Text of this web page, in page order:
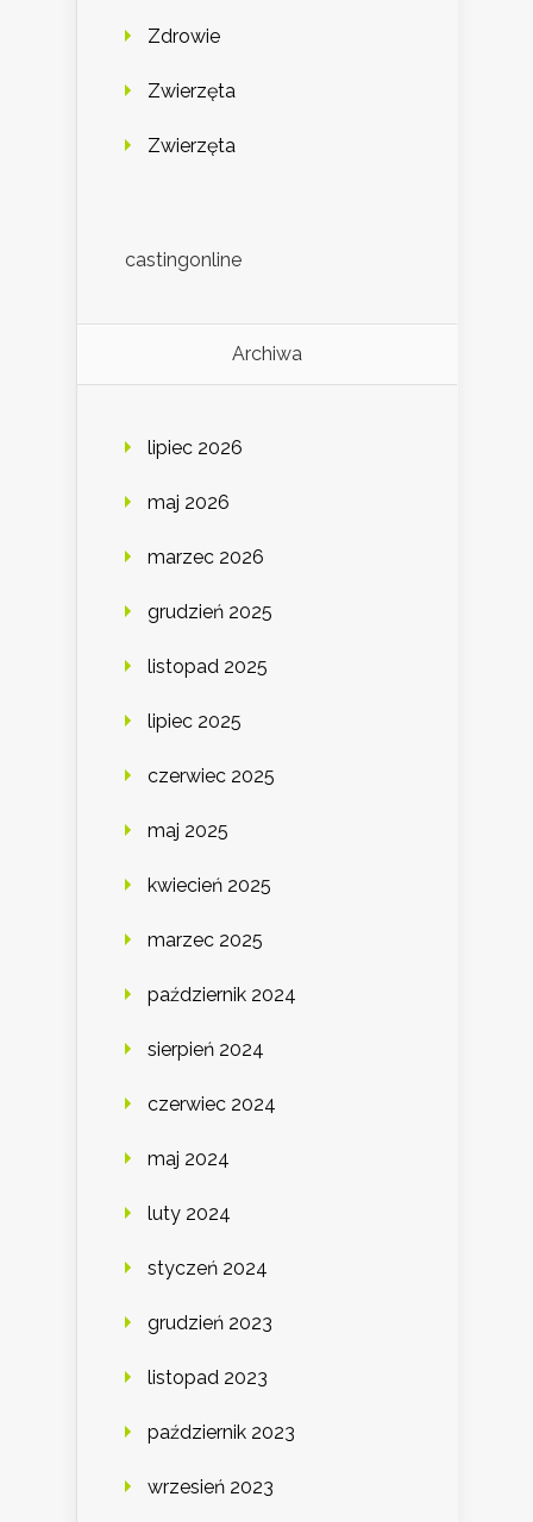
Zdrowie
Zwierzęta
Zwierzęta
castingonline
Archiwa
lipiec 2026
maj 2026
marzec 2026
grudzień 2025
listopad 2025
lipiec 2025
czerwiec 2025
maj 2025
kwiecień 2025
marzec 2025
październik 2024
sierpień 2024
czerwiec 2024
maj 2024
luty 2024
styczeń 2024
grudzień 2023
listopad 2023
październik 2023
wrzesień 2023